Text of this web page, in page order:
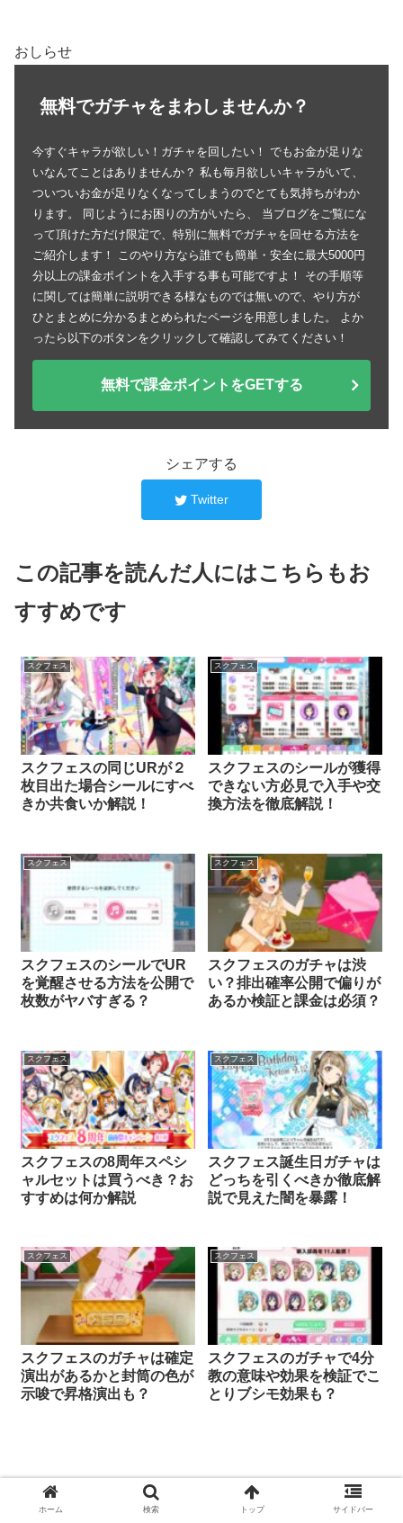
おしらせ
無料でガチャをまわしませんか？
今すぐキャラが欲しい！ガチャを回したい！ でもお金が足りな
いなんてことはありませんか？ 私も毎月欲しいキャラがいて、
ついついお金が足りなくなってしまうのでとても気持ちがわか
ります。 同じようにお困りの方がいたら、 当ブログをご覧にな
って頂けた方だけ限定で、特別に無料でガチャを回せる方法を
ご紹介します！ このやり方なら誰でも簡単・安全に最大5000円
分以上の課金ポイントを入手する事も可能ですよ！ その手順等
に関しては簡単に説明できる様なものでは無いので、やり方が
ひとまとめに分かるまとめられたページを用意しました。 よか
ったら以下のボタンをクリックして確認してみてください！
無料で課金ポイントをGETする
シェアする
Twitter
この記事を読んだ人にはこちらもお
すすめです
スクフェス
スクフェスの同じURが２
枚目出た場合シールにすべ
きか共食いか解説！
スクフェス
スクフェスのシールが獲得
できない方必見で入手や交
換方法を徹底解説！
スクフェス
スクフェスのシールでUR
を覚醒させる方法を公開で
枚数がヤバすぎる？
スクフェス
スクフェスのガチャは渋
い？排出確率公開で偏りが
あるか検証と課金は必須？
スクフェス
スクフェスの8周年スペシ
ャルセットは買うべき？お
すすめは何か解説
スクフェス
スクフェス誕生日ガチャは
どっちを引くべきか徹底解
説で見えた闇を暴露！
スクフェス
スクフェスのガチャは確定
演出があるかと封筒の色が
示唆で昇格演出も？
スクフェス
スクフェスのガチャで4分
教の意味や効果を検証でこ
とりブシモ効果も？
ホーム 検索 トップ サイドバー